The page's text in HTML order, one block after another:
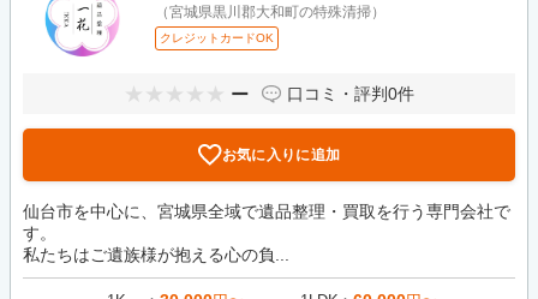
（宮城県黒川郡大和町の特殊清掃）
クレジットカードOK
ー 口コミ・評判0件
お気に入りに追加
仙台市を中心に、宮城県全域で遺品整理・買取を行う専門会社で
す。
私たちはご遺族様が抱える心の負...